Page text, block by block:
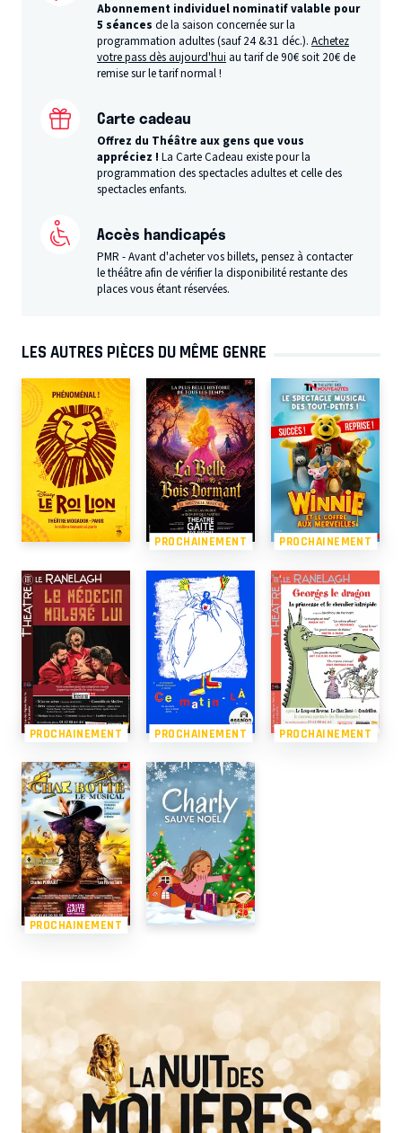
Abonnement individuel nominatif valable pour
5 séances de la saison concernée sur la
programmation adultes (sauf 24 &31 déc.).Achetez
votre pass dès aujourd'hui au tarif de 90€ soit 20€ de
remise sur le tarif normal !
Carte cadeau
Offrez du Théâtre aux gens que vous
appréciez !La Carte Cadeau existe pour la
programmation des spectacles adultes et celle des
spectacles enfants.
Accès handicapés
PMR - Avant d'acheter vos billets, pensez à contacter
le théâtre afin de vérifier la disponibilité restante des
places vous étant réservées.
LES AUTRES PIÈCES DU MÊME GENRE
PROCHAINEMENT PROCHAINEMENT
PROCHAINEMENT PROCHAINEMENT PROCHAINEMENT
PROCHAINEMENT